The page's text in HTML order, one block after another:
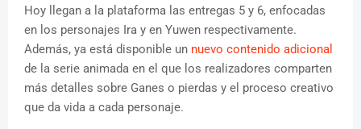
Hoy llegan a la plataforma las entregas 5 y 6, enfocadas
en los personajes Ira y en Yuwen respectivamente.
Además, ya está disponible un nuevo contenido adicional
de la serie animada en el que los realizadores comparten
más detalles sobre Ganes o pierdas y el proceso creativo
que da vida a cada personaje.